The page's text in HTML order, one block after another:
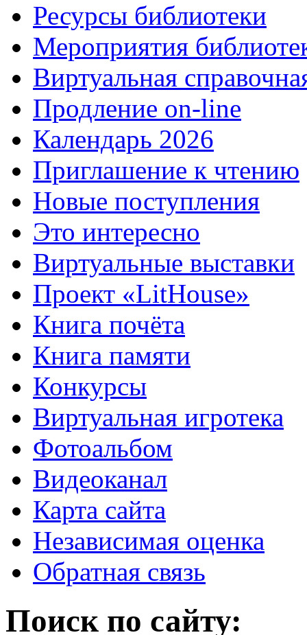
Ресурсы библиотеки
Мероприятия
Виртуальная
Продление on-line
Календарь 2026
Приглашение к чтению
Новые поступления
Это интересно
Виртуальные выставки
Проект «LitHouse»
Книга почёта
Книга памяти
Конкурсы
Виртуальная игротека
Фотоальбом
Видеоканал
Карта сайта
Независимая оценка
Обратная связь
Поиск по сайту: